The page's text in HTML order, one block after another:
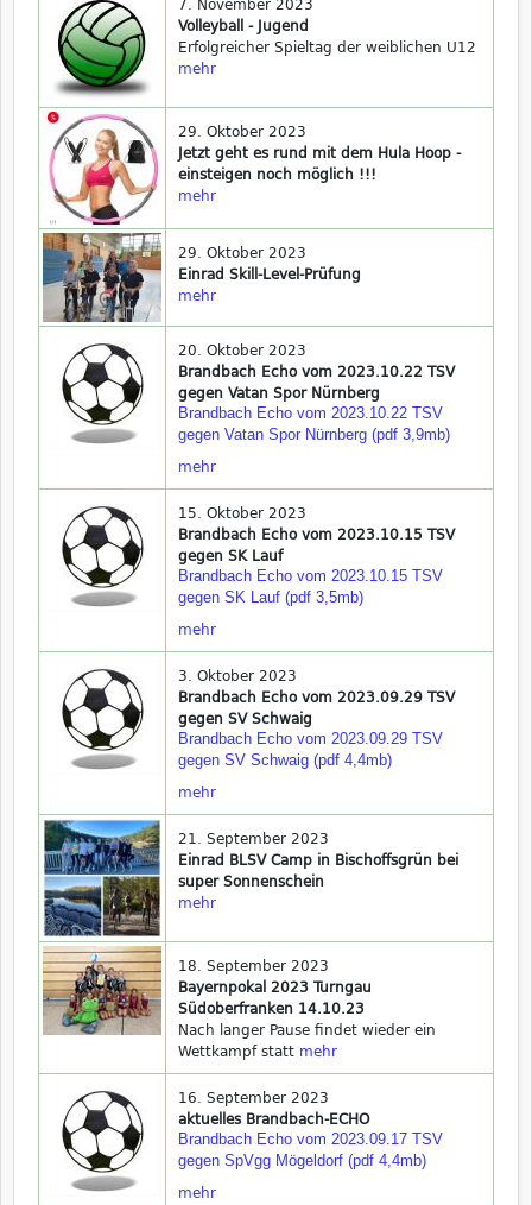
Volleyball - Jugend
Erfolgreicher Spieltag der weiblichen U12
mehr
29. Oktober 2023
Jetzt geht es rund mit dem Hula Hoop -
einsteigen noch möglich !!!
mehr
29. Oktober 2023
Einrad Skill-Level-Prüfung
mehr
20. Oktober 2023
Brandbach Echo vom 2023.10.22 TSV
gegen Vatan Spor Nürnberg
Brandbach Echo vom 2023.10.22 TSV
gegen Vatan Spor Nürnberg (pdf 3,9mb)
mehr
15. Oktober 2023
Brandbach Echo vom 2023.10.15 TSV
gegen SK Lauf
Brandbach Echo vom 2023.10.15 TSV
gegen SK Lauf (pdf 3,5mb)
mehr
3. Oktober 2023
Brandbach Echo vom 2023.09.29 TSV
gegen SV Schwaig
Brandbach Echo vom 2023.09.29 TSV
gegen SV Schwaig (pdf 4,4mb)
mehr
21. September 2023
Einrad BLSV Camp in Bischoffsgrün bei
super Sonnenschein
mehr
18. September 2023
Bayernpokal 2023 Turngau
Südoberfranken 14.10.23
Nach langer Pause findet wieder ein
Wettkampf statt mehr
16. September 2023
aktuelles Brandbach-ECHO
Brandbach Echo vom 2023.09.17 TSV
gegen SpVgg Mögeldorf (pdf 4,4mb)
mehr